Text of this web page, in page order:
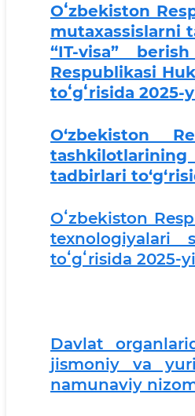
Oʻzbekiston
mutaxassislarni
“IT-visa”
Respublikasi
toʻgʻrisida
O‘zbekiston
tadbirlari
Oʻzbekiston
texnologiyalari
toʻgʻrisida 2025-
Davlat
jismoniy va
namunaviy